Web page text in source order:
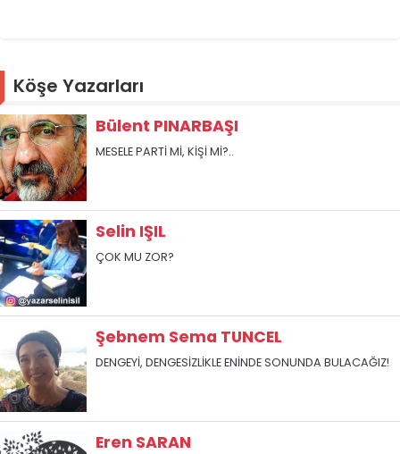
Köşe Yazarları
Bülent PINARBAŞI
MESELE PARTİ Mİ, KİŞİ Mİ?..
Selin IŞIL
ÇOK MU ZOR?
Şebnem Sema TUNCEL
DENGEYİ, DENGESİZLİKLE ENİNDE SONUNDA BULACAĞIZ!
Eren SARAN